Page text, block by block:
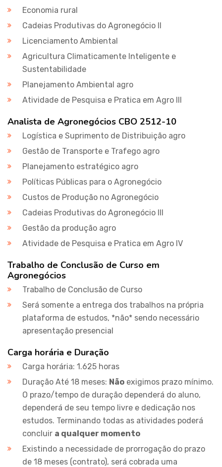
Economia rural
Cadeias Produtivas do Agronegócio II
Licenciamento Ambiental
Agricultura Climaticamente Inteligente e
Sustentabilidade
Planejamento Ambiental agro
Atividade de Pesquisa e Pratica em Agro III
Analista de Agronegócios CBO 2512-10
Logística e Suprimento de Distribuição agro
Gestão de Transporte e Trafego agro
Planejamento estratégico agro
Políticas Públicas para o Agronegócio
Custos de Produção no Agronegócio
Cadeias Produtivas do Agronegócio III
Gestão da produção agro
Atividade de Pesquisa e Pratica em Agro IV
Trabalho de Conclusão de Curso em
Agronegócios
Trabalho de Conclusão de Curso
Será somente a entrega dos trabalhos na própria
plataforma de estudos, *não* sendo necessário
apresentação presencial
Carga horária e Duração
Carga horária: 1.625 horas
Duração Até 18 meses: Não exigimos prazo mínimo.
O prazo/tempo de duração dependerá do aluno,
dependerá de seu tempo livre e dedicação nos
estudos. Terminando todas as atividades poderá
concluir a qualquer momento
Existindo a necessidade de prorrogação do prazo
de 18 meses (contrato), será cobrada uma